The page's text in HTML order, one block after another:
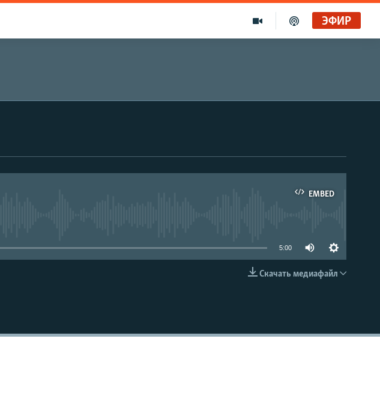
ЭФИР
EMBED
EMBED
5:00
Скачать медиафайл